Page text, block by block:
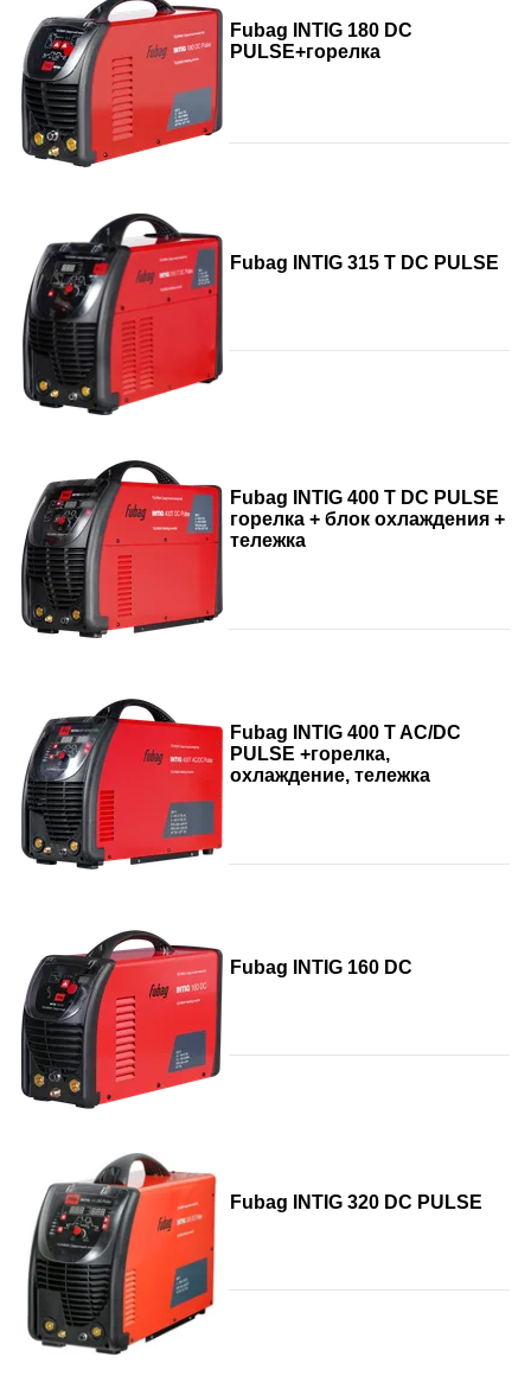
Fubag INTIG 180 DC
PULSE+горелка
Fubag INTIG 315 T DC PULSE
Fubag INTIG 400 T DC PULSE
горелка + блок охлаждения +
тележка
Fubag INTIG 400 T AC/DC
PULSE +горелка,
охлаждение, тележка
Fubag INTIG 160 DC
Fubag INTIG 320 DC PULSE